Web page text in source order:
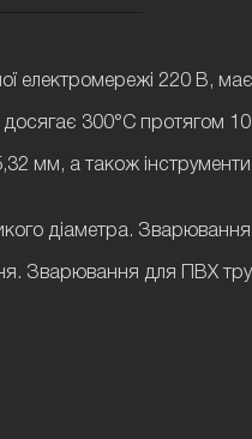
електромережі 220 В, має
досягає 300°С протягом
мм, а також
діаметра.
Зварювання для ПВХ